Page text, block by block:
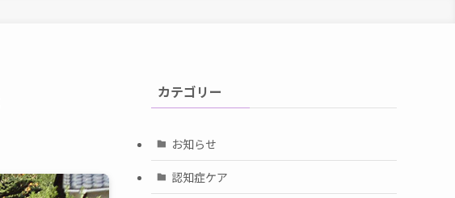
カテゴリー
お知らせ
認知症ケア